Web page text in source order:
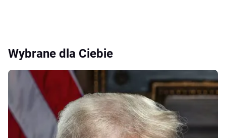
Wybrane dla Ciebie